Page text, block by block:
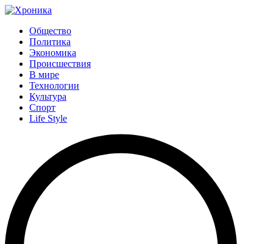
Общество
Политика
Экономика
Происшествия
В мире
Технологии
Культура
Спорт
Life Style